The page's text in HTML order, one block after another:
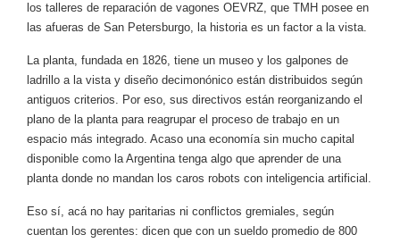
los talleres de reparación de vagones OEVRZ, que TMH posee en
las afueras de San Petersburgo, la historia es un factor a la vista.
La planta, fundada en 1826, tiene un museo y los galpones de
ladrillo a la vista y diseño decimonónico están distribuidos según
antiguos criterios. Por eso, sus directivos están reorganizando el
plano de la planta para reagrupar el proceso de trabajo en un
espacio más integrado. Acaso una economía sin mucho capital
disponible como la Argentina tenga algo que aprender de una
planta donde no mandan los caros robots con inteligencia artificial.
Eso sí, acá no hay paritarias ni conflictos gremiales, según
cuentan los gerentes: dicen que con un sueldo promedio de 800